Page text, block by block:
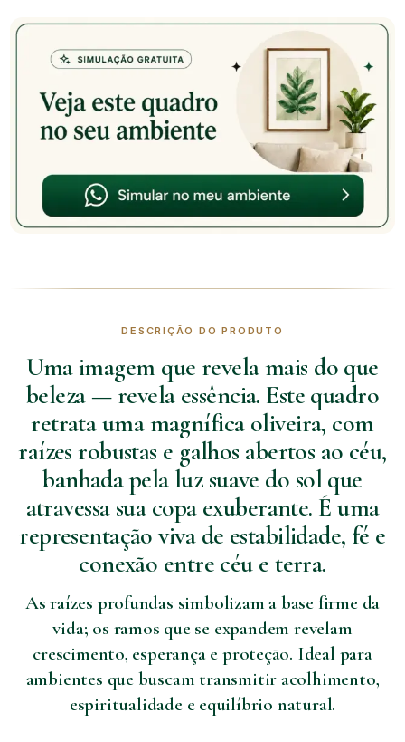
DESCRIÇÃO DO PRODUTO
Uma imagem que revela mais do que
beleza — revela essência. Este quadro
retrata uma magnífica oliveira, com
raízes robustas e galhos abertos ao céu,
banhada pela luz suave do sol que
atravessa sua copa exuberante. É uma
representação viva de estabilidade, fé e
conexão entre céu e terra.
As raízes profundas simbolizam a base firme da
vida; os ramos que se expandem revelam
crescimento, esperança e proteção. Ideal para
ambientes que buscam transmitir acolhimento,
espiritualidade e equilíbrio natural.